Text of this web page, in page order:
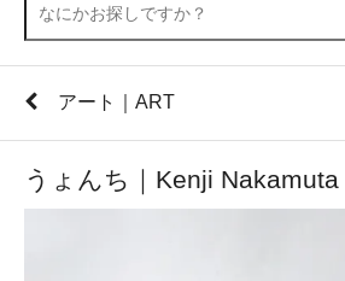
アート｜ART
うょんち｜Kenji Nakamuta